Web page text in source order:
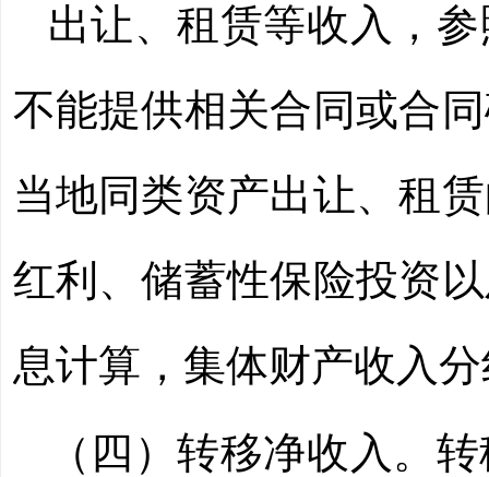
出让、租赁等收入，
不能提供相关合同或合
当地同类资产出让、租
红利、储蓄性保险投资
息计算，集体财产收入
（四）转移净收入。